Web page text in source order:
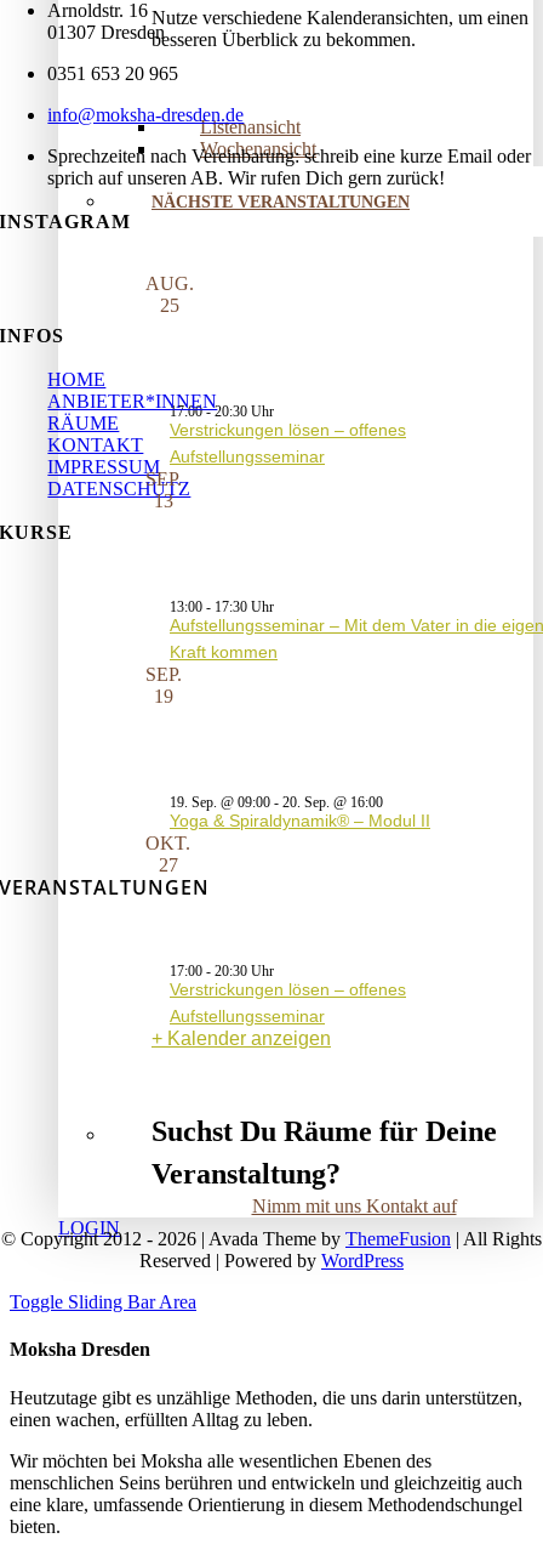
Nutze verschiedene Kalenderansichten, um einen
besseren Überblick zu bekommen.
Listenansicht
Wochenansicht
NÄCHSTE VERANSTALTUNGEN
AUG.
25
17:00-20:30
Verstrickungen lösen – offenes
Aufstellungsseminar
SEP.
13
13:00 - 17:30
Aufstellungsseminar – Mit dem Vater in die
Kraft kommen
SEP.
19
19. Sep. @ 09:00 - 20. Sep. @ 16:00
Yoga & Spiraldynamik® – Modul II
OKT.
27
17:00 - 20:30
Verstrickungen lösen – offenes
Aufstellungsseminar
Kalender anzeigen
Suchst Du Räume für Deine
Veranstaltung?
Nimm mit uns Kontakt auf
LOGIN
Arnoldstr. 16
01307 Dresden
0351 653 20 965
info@moksha-dresden.de
Sprechzeiten nach Vereinbarung: schreib eine kurze Email oder
sprich auf unseren AB. Wir rufen Dich gern zurück!
INSTAGRAM
INFOS
HOME
ANBIETER*INNEN
RÄUME
KONTAKT
IMPRESSUM
DATENSCHUTZ
KURSE
VERANSTALTUNGEN
© Copyright 2012 - 2026 | Avada Theme by ThemeFusion | All Rights
Reserved | Powered by WordPress
Toggle Sliding Bar Area
Moksha Dresden
Heutzutage gibt es unzählige Methoden, die uns darin unterstützen,
einen wachen, erfüllten Alltag zu leben.
Wir möchten bei Moksha alle wesent­lichen Ebenen des
menschlichen Seins berühren und entwickeln und gleichzeitig auch
eine klare, umfassende Orientierung in diesem Methodendschungel
bieten.